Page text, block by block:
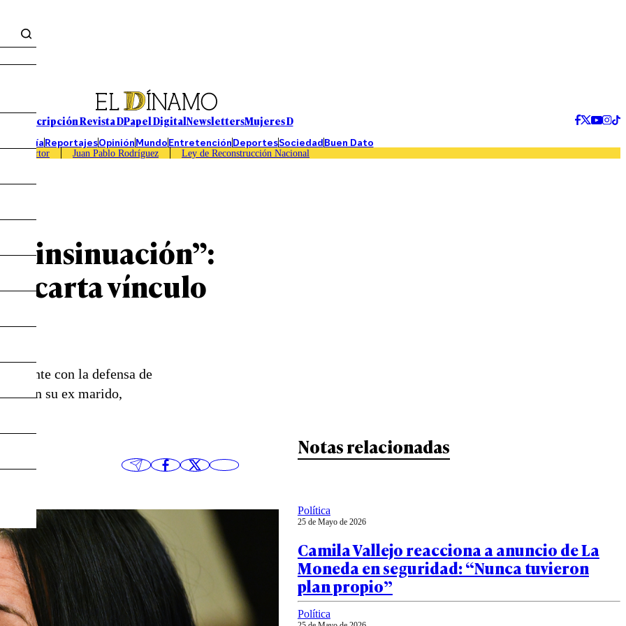
Suscripción Revista DPapel DigitalNewslettersMujeres D
EconomíaReportajesOpiniónMundoEntretenciónDeportesSociedadBuen Dato
Caso Sartor Juan Pablo Rodríguez Ley de Reconstrucción Nacional
insinuación”:
vínculo
con la defensa de
con su ex marido,
Notas relacionadas
Política
25 de Mayo de 2026
Camila Vallejo reacciona a anuncio de La
Moneda en seguridad: “Nunca tuvieron
plan propio”
Política